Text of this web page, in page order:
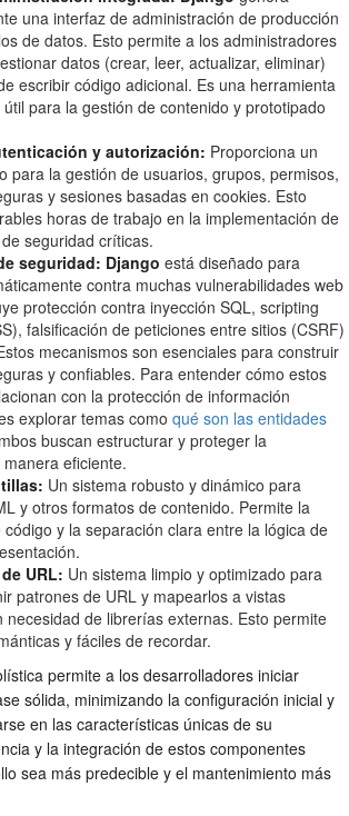
una interfaz de administración de producción
de datos. Esto permite a los administradores
datos (crear, leer, actualizar, eliminar)
escribir código adicional. Es una herramienta
para la gestión de contenido y prototipado
y autorización: Proporciona un
para la gestión de usuarios, grupos, permisos,
y sesiones basadas en cookies. Esto
horas de trabajo en la implementación de
seguridad críticas.
seguridad: Django está diseñado para
contra muchas vulnerabilidades web
protección contra inyección SQL, scripting
falsificación de peticiones entre sitios (CSRF)
mecanismos son esenciales para construir
y confiables. Para entender cómo estos
con la protección de información
explorar temas como qué son las entidades
buscan estructurar y proteger la
eficiente.
Un sistema robusto y dinámico para
y otros formatos de contenido. Permite la
código y la separación clara entre la lógica de
URL: Un sistema limpio y optimizado para
patrones de URL y mapearlos a vistas
necesidad de librerías externas. Esto permite
y fáciles de recordar.
permite a los desarrolladores iniciar
sólida, minimizando la configuración inicial y
en las características únicas de su
y la integración de estos componentes
sea más predecible y el mantenimiento más